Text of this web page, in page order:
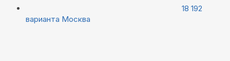
18 192
варианта Москва